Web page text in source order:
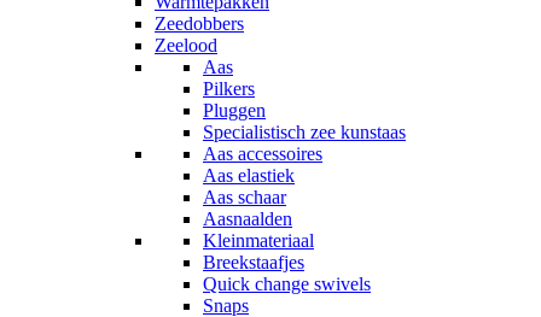
Zeedobbers
Zeelood
Aas
Pilkers
Pluggen
Specialistisch zee kunstaas
Aas accessoires
Aas elastiek
Aas schaar
Aasnaalden
Kleinmateriaal
Breekstaafjes
Quick change swivels
Snaps